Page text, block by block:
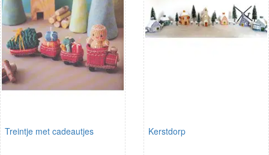
Treintje met cadeautjes Kerstdorp